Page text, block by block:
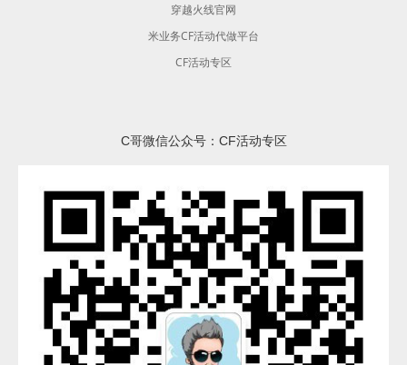
穿越火线官网
米业务CF活动代做平台
CF活动专区
C哥微信公众号：CF活动专区